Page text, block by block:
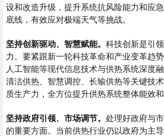
设和改造升级，提升系统抗风险能力和应
底线，有效应对极端天气等挑战。
坚持创新驱动、智慧赋能。 科技创新是引
力。要紧跟新一轮科技革命和产业变革趋
人工智能等现代信息技术与供热系统深度
清洁供热、智慧调控、长输供热等关键技
质生产力，全方位提升供热系统整体能效和
坚持政府引领、市场调节。 处理好政府与
的重要方面。当前供热行业仍以政府为主